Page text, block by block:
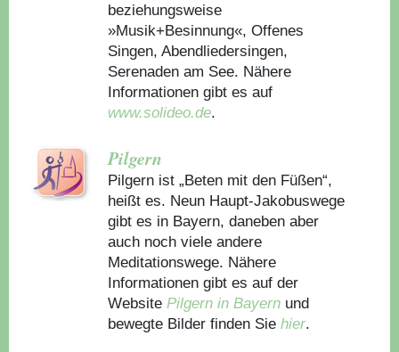
beziehungsweise
»Musik+Besinnung«, Offenes
Singen, Abendliedersingen,
Serenaden am See. Nähere
Informationen gibt es auf
www.solideo.de.
Pilgern
Pilgern ist „Beten mit den Füßen“,
heißt es. Neun Haupt-Jakobuswege
gibt es in Bayern, daneben aber
auch noch viele andere
Meditationswege. Nähere
Informationen gibt es auf der
WebsitePilgern in Bayern und
bewegte Bilder finden Sie hier.